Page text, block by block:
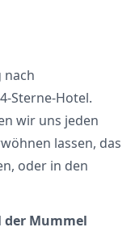
nach
Sterne-Hotel.
wir uns jeden
lassen, das
oder in den
der Mummel